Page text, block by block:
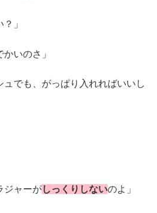
」
いのさ」
ュでも、がっぱり入れればいいし
ジャーがしっくりしないのよ」